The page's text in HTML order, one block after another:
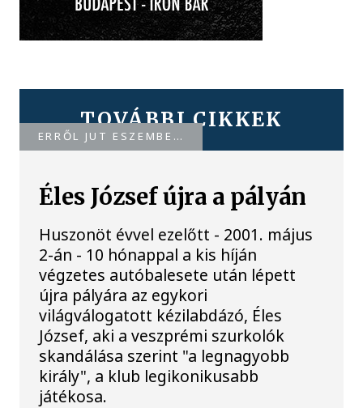
TOVÁBBI CIKKEK
ERRŐL JUT ESZEMBE…
Éles József újra a pályán
Huszonöt évvel ezelőtt - 2001. május
2-án - 10 hónappal a kis híján
végzetes autóbalesete után lépett
újra pályára az egykori
világválogatott kézilabdázó, Éles
József, aki a veszprémi szurkolók
skandálása szerint "a legnagyobb
király", a klub legikonikusabb
játékosa.